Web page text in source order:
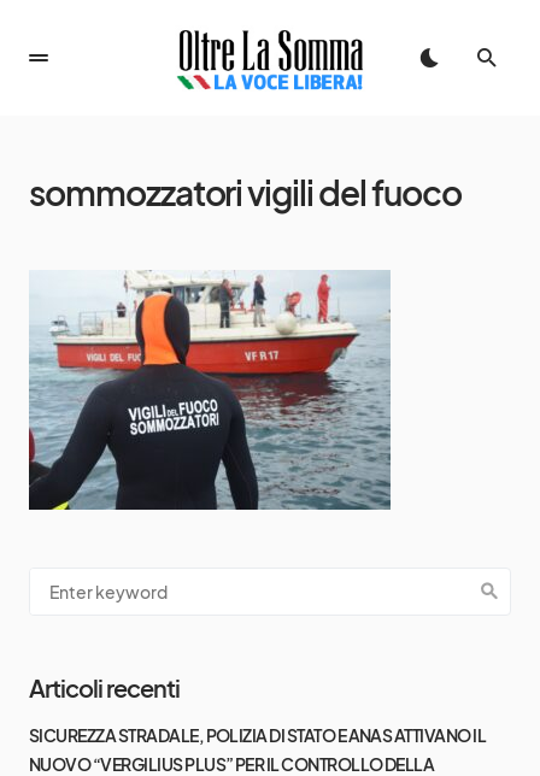
sommozzatori vigili del fuoco
Articoli recenti
SICUREZZA STRADALE, POLIZIA DI STATO E ANAS ATTIVANO IL
NUOVO “VERGILIUS PLUS” PER IL CONTROLLO DELLA